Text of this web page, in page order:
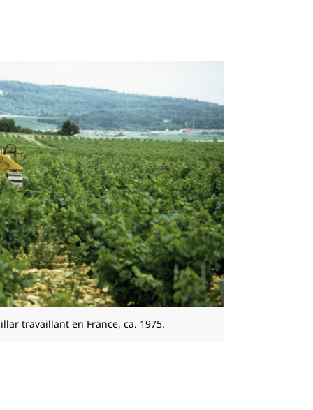
travaillant en France, ca. 1975.